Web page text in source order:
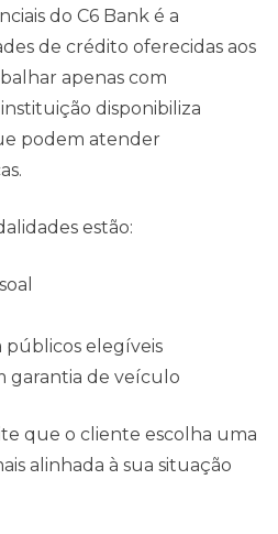
do C6 Bank é a
de crédito oferecidas aos
apenas com
disponibiliza
podem atender
estão:
públicos elegíveis
garantia de veículo
que o cliente escolha uma
alinhada à sua situação